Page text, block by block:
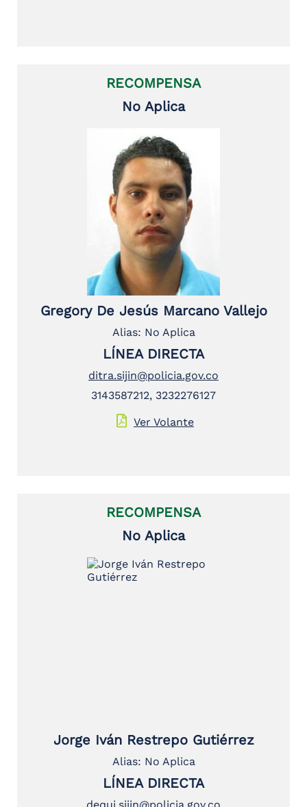
RECOMPENSA
No Aplica
Gregory De Jesús Marcano Vallejo
Alias: No Aplica
LÍNEA DIRECTA
ditra.sijin@policia.gov.co
3143587212, 3232276127
Ver Volante
RECOMPENSA
No Aplica
Jorge Iván Restrepo Gutiérrez
Alias: No Aplica
LÍNEA DIRECTA